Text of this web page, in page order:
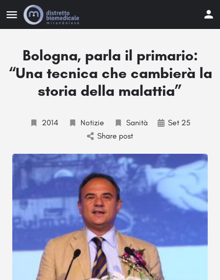
Bologna, parla il primario:
“Una tecnica che cambierà la
storia della malattia”
2014 Notizie Sanità
Set 25
Share post